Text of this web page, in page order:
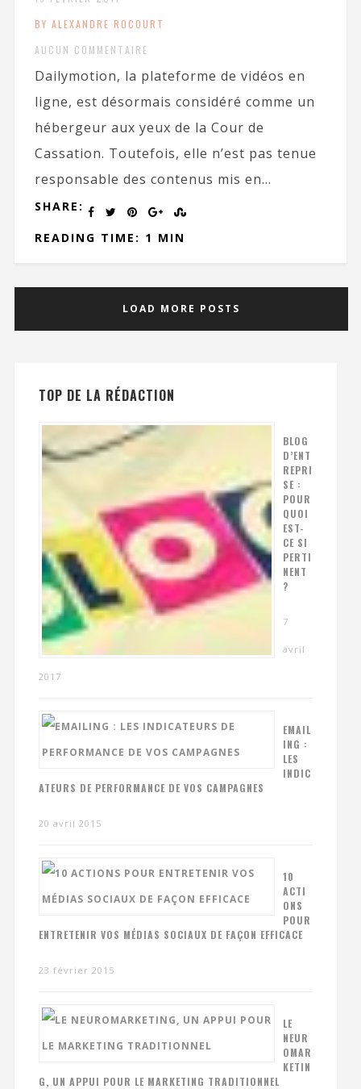
BY ALEXANDRE ROCOURT
AUCUN COMMENTAIRE
Dailymotion, la plateforme de vidéos en
ligne, est désormais considéré comme un
hébergeur aux yeux de la Cour de
Cassation. Toutefois, elle n’est pas tenue
responsable des contenus mis en...
SHARE:
READING TIME: 1 MIN
LOAD MORE POSTS
TOP DE LA RÉDACTION
BLOG
D’ENT
REPRI
SE :
POUR
QUOI
EST-
CE SI
PERTI
NENT
?
7
avril
2017
EMAIL
ING :
LES
INDIC
ATEURS DE PERFORMANCE DE VOS CAMPAGNES
20 avril 2015
10
ACTI
ONS
POUR
ENTRETENIR VOS MÉDIAS SOCIAUX DE FAÇON EFFICACE
23 février 2015
LE
NEUR
OMAR
KETIN
G, UN APPUI POUR LE MARKETING TRADITIONNEL